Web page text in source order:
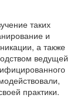
таких
и
а также
ведущей
практики.